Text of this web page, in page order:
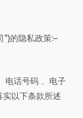
的隐私政策:–
电话号码 、电子
以下条款所述